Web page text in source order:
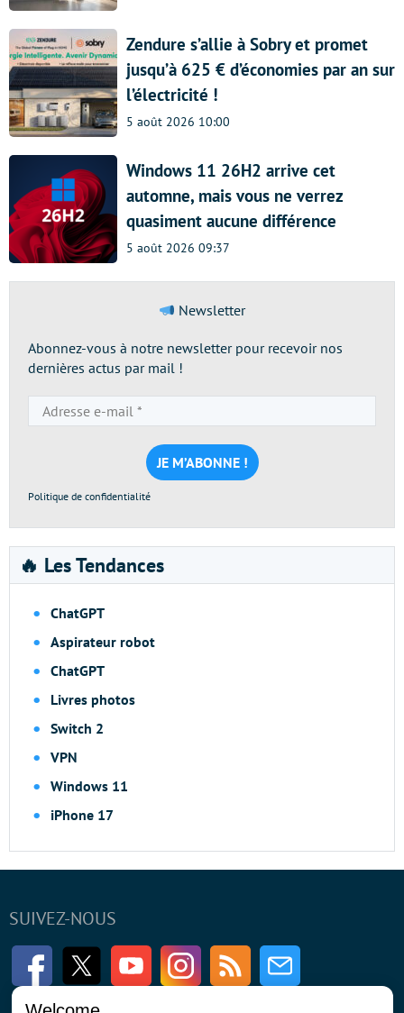
Zendure s’allie à Sobry et promet
jusqu’à 625 € d’économies par an sur
l’électricité !
5 août 2026 10:00
Windows 11 26H2 arrive cet
automne, mais vous ne verrez
quasiment aucune différence
5 août 2026 09:37
Newsletter
Abonnez-vous à notre newsletter pour recevoir nos
dernières actus par mail !
e-
mail
*
Politique de confidentialité
🔥 Les Tendances
ChatGPT
Aspirateur robot
ChatGPT
Livres photos
Switch 2
VPN
Windows 11
iPhone 17
SUIVEZ-NOUS
FacebookTwitter Youtube InstagramRSS Newsletter